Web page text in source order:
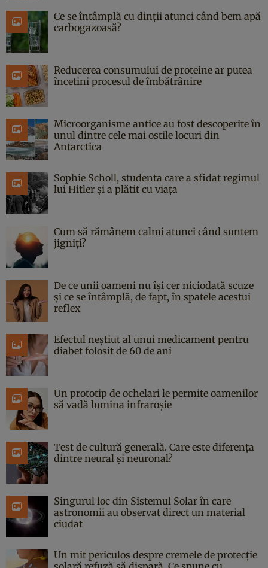
Ce se întâmplă cu dinții atunci când bem apă
carbogazoasă?
Reducerea consumului de proteine ar putea
încetini procesul de îmbătrânire
Microorganisme antice au fost descoperite în
unul dintre cele mai ostile locuri din
Antarctica
Sophie Scholl, studenta care a sfidat regimul
lui Hitler și a plătit cu viața
Cum să rămânem calmi atunci când suntem
jigniți?
De ce unii oameni nu își cer niciodată scuze
și ce se întâmplă, de fapt, în spatele acestui
reflex
Efectul neștiut al unui medicament pentru
diabet folosit de 60 de ani
Un prototip de ochelari le permite oamenilor
să vadă lumina infraroșie
Test de cultură generală. Care este diferența
dintre neural și neuronal?
Singurul loc din Sistemul Solar în care
astronomii au observat direct un material
ciudat
Un mit periculos despre cremele de protecție